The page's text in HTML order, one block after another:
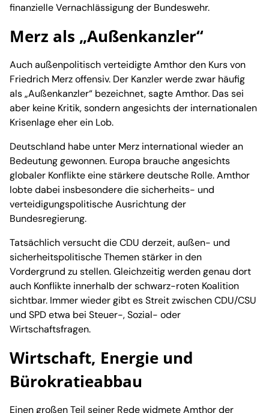
finanzielle Vernachlässigung der Bundeswehr.
Merz als „Außenkanzler“
Auch außenpolitisch verteidigte Amthor den Kurs von
Friedrich Merz offensiv. Der Kanzler werde zwar häufig
als „Außenkanzler“ bezeichnet, sagte Amthor. Das sei
aber keine Kritik, sondern angesichts der internationalen
Krisenlage eher ein Lob.
Deutschland habe unter Merz international wieder an
Bedeutung gewonnen. Europa brauche angesichts
globaler Konflikte eine stärkere deutsche Rolle. Amthor
lobte dabei insbesondere die sicherheits- und
verteidigungspolitische Ausrichtung der
Bundesregierung.
Tatsächlich versucht die CDU derzeit, außen- und
sicherheitspolitische Themen stärker in den
Vordergrund zu stellen. Gleichzeitig werden genau dort
auch Konflikte innerhalb der schwarz-roten Koalition
sichtbar. Immer wieder gibt es Streit zwischen CDU/CSU
und SPD etwa bei Steuer-, Sozial- oder
Wirtschaftsfragen.
Wirtschaft, Energie und
Bürokratieabbau
Einen großen Teil seiner Rede widmete Amthor der